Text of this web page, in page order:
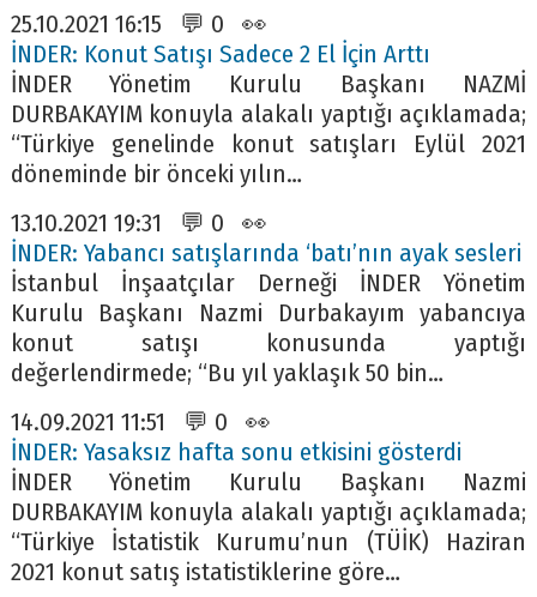
25.10.2021 16:15 💬 0 👀
İNDER: Konut Satışı Sadece 2 El İçin Arttı
İNDER Yönetim Kurulu Başkanı NAZMİ
DURBAKAYIM konuyla alakalı yaptığı açıklamada;
“Türkiye genelinde konut satışları Eylül 2021
döneminde bir önceki yılın…
13.10.2021 19:31 💬 0 👀
İNDER: Yabancı satışlarında ‘batı’nın ayak sesleri
İstanbul İnşaatçılar Derneği İNDER Yönetim
Kurulu Başkanı Nazmi Durbakayım yabancıya
konut satışı konusunda yaptığı
değerlendirmede; “Bu yıl yaklaşık 50 bin…
14.09.2021 11:51 💬 0 👀
İNDER: Yasaksız hafta sonu etkisini gösterdi
İNDER Yönetim Kurulu Başkanı Nazmi
DURBAKAYIM konuyla alakalı yaptığı açıklamada;
“Türkiye İstatistik Kurumu’nun (TÜİK) Haziran
2021 konut satış istatistiklerine göre…